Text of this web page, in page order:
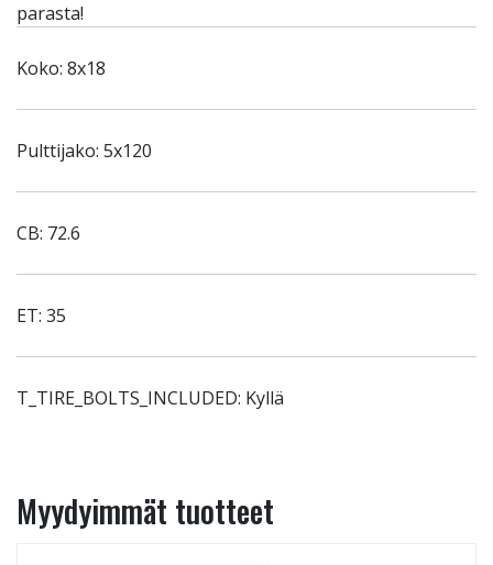
parasta!
Koko: 8x18
Pulttijako: 5x120
CB: 72.6
ET: 35
T_TIRE_BOLTS_INCLUDED: Kyllä
Myydyimmät tuotteet